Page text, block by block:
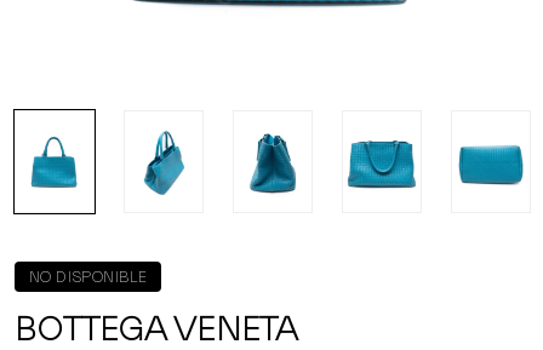
NO DISPONIBLE
BOTTEGA VENETA